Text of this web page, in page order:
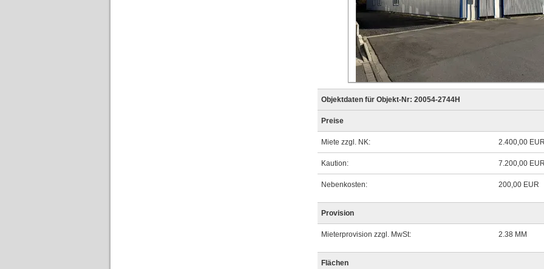
Objektdaten für Objekt-Nr: 20054-2744H
Preise
Miete zzgl. NK: 2.400,00
Kaution: 7.200,00
Nebenkosten: 200,00 EUR
Provision
Mieterprovision zzgl. MwSt: 2.38 MM
Flächen